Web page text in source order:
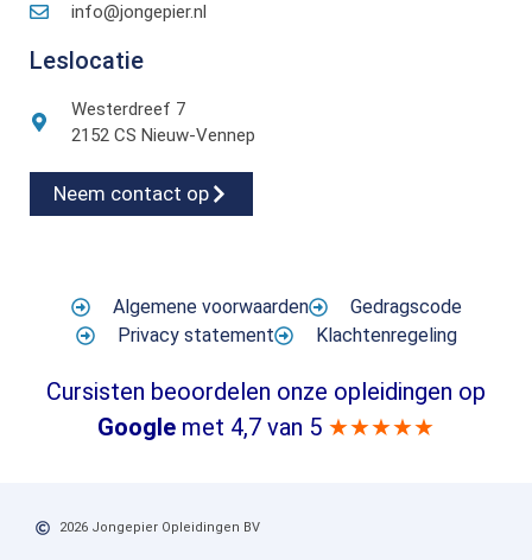
info@jongepier.nl
Leslocatie
Westerdreef 7
2152 CS Nieuw-Vennep
Neem contact op
Algemene voorwaarden
Gedragscode
Privacy statement
Klachtenregeling
Cursisten beoordelen onze opleidingen op
Google met 4,7 van 5 ★★★★★
2026 Jongepier Opleidingen BV